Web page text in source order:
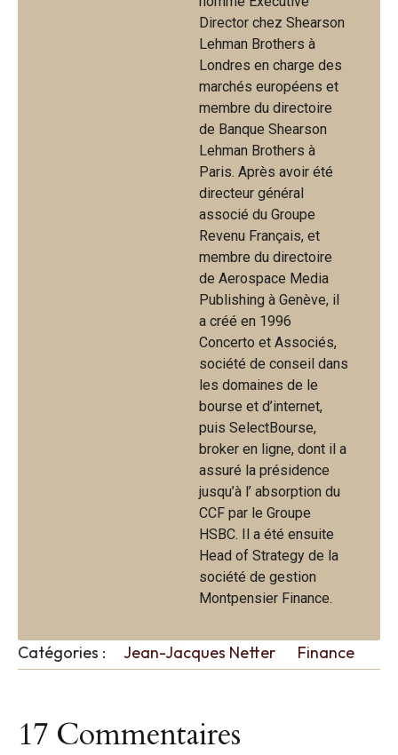
Director chez Shearson
Lehman Brothers à
Londres en charge des
marchés européens et
membre du directoire
de Banque Shearson
Lehman Brothers à
Paris. Après avoir été
directeur général
associé du Groupe
Revenu Français, et
membre du directoire
de Aerospace Media
Publishing à Genève, il
a créé en 1996
Concerto et Associés,
société de conseil dans
les domaines de le
bourse et d’internet,
puis SelectBourse,
broker en ligne, dont il a
assuré la présidence
jusqu’à l’ absorption du
CCF par le Groupe
HSBC. Il a été ensuite
Head of Strategy de la
société de gestion
Montpensier Finance.
Catégories : Jean-Jacques Netter Finance
17 Commentaires